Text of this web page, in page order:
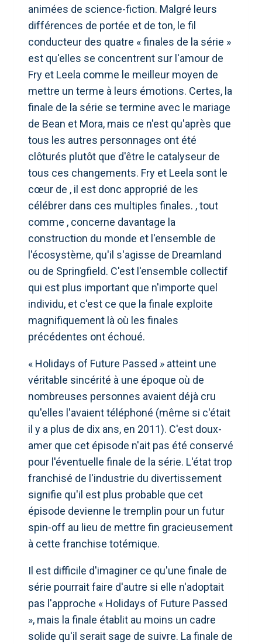
animées de science-fiction. Malgré leurs
différences de portée et de ton, le fil
conducteur des quatre « finales de la série »
est qu'elles se concentrent sur l'amour de
Fry et Leela comme le meilleur moyen de
mettre un terme à leurs émotions. Certes, la
finale de la série se termine avec le mariage
de Bean et Mora, mais ce n'est qu'après que
tous les autres personnages ont été
clôturés plutôt que d'être le catalyseur de
tous ces changements. Fry et Leela sont le
cœur de , il est donc approprié de les
célébrer dans ces multiples finales. , tout
comme , concerne davantage la
construction du monde et l'ensemble de
l'écosystème, qu'il s'agisse de Dreamland
ou de Springfield. C'est l'ensemble collectif
qui est plus important que n'importe quel
individu, et c'est ce que la finale exploite
magnifiquement là où les finales
précédentes ont échoué.
« Holidays of Future Passed » atteint une
véritable sincérité à une époque où de
nombreuses personnes avaient déjà cru
qu'elles l'avaient téléphoné (même si c'était
il y a plus de dix ans, en 2011). C'est doux-
amer que cet épisode n'ait pas été conservé
pour l'éventuelle finale de la série. L'état trop
franchisé de l'industrie du divertissement
signifie qu'il est plus probable que cet
épisode devienne le tremplin pour un futur
spin-off au lieu de mettre fin gracieusement
à cette franchise totémique.
Il est difficile d'imaginer ce qu'une finale de
série pourrait faire d'autre si elle n'adoptait
pas l'approche « Holidays of Future Passed
», mais la finale établit au moins un cadre
solide qu'il serait sage de suivre. La finale de